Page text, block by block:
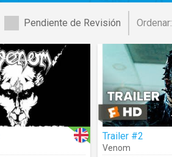
Pendiente de Revisión Ordenar:
Trailer #2
Venom